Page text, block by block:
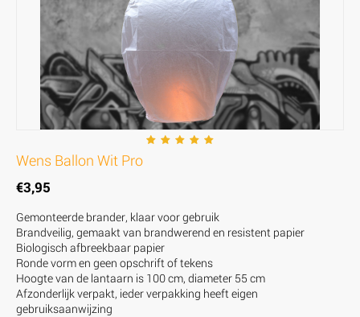
Wens Ballon Wit Pro
€3,95
Gemonteerde brander, klaar voor gebruik
Brandveilig, gemaakt van brandwerend en resistent papier
Biologisch afbreekbaar papier
Ronde vorm en geen opschrift of tekens
Hoogte van de lantaarn is 100 cm, diameter 55 cm
Afzonderlijk verpakt, ieder verpakking heeft eigen
gebruiksaanwijzing